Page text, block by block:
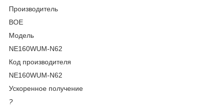
Производитель
BOE
Модель
NE160WUM-N62
Код производителя
NE160WUM-N62
Ускоренное получение
?